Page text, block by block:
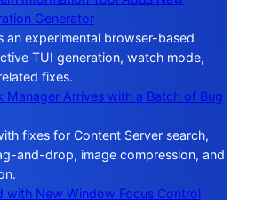
Generator
an experimental browser-based
TUI generation, watch mode,
fixes.
Manager Arrives with a Batch of Bug
fixes for Content Server search,
and-drop, image compression, and
with New Window Focus Control